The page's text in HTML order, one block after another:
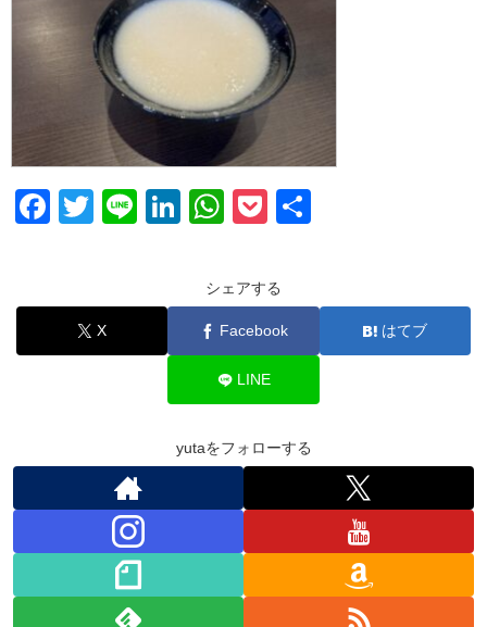
F
e
b
T
er
Li
Li
e
dI
W
at
s
A
p
p
P
ck
et
シェアする
X Facebook はてブ
LINE
yutaをフォローする